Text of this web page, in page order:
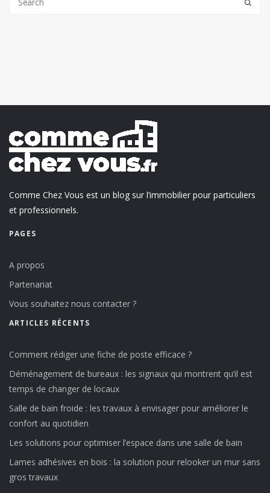
Comme Chez Vous est un blog sur l’immobilier pour particuliers
et professionnels.
PAGES
A propos
Partenariat
Vous souhaitez nous contacter ?
ARTICLES RÉCENTS
Comment rédiger une fiche de poste efficace ?
Déménagement de bureaux : les signaux qui montrent qu’il est
temps de changer de locaux
Salle de bain froide : les travaux à envisager pour améliorer le
confort au quotidien
Les solutions pour optimiser l’espace dans une salle de bain
Lames adhésives en bois : la solution pour relooker un mur sans
gros travaux